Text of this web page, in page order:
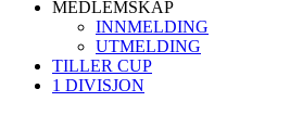
MEDLEMSKAP
INNMELDING
UTMELDING
TILLER CUP
1 DIVISJON